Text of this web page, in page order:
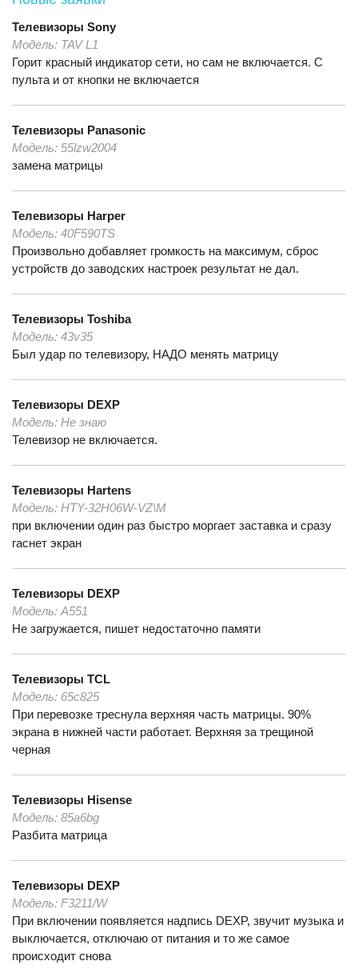
Телевизоры Sony
Модель: TAV L1
Горит красный индикатор сети, но сам не включается. С
пульта и от кнопки не включается
Телевизоры Panasonic
Модель: 55lzw2004
замена матрицы
Телевизоры Harper
Модель: 40F590TS
Произвольно добавляет громкость на максимум, сброс
устройств до заводских настроек результат не дал.
Телевизоры Toshiba
Модель: 43v35
Был удар по телевизору, НАДО менять матрицу
Телевизоры DEXP
Модель: Не знаю
Телевизор не включается.
Телевизоры Hartens
Модель: HTY-32H06W-VZ\M
при включении один раз быстро моргает заставка и сразу
гаснет экран
Телевизоры DEXP
Модель: A551
Не загружается, пишет недостаточно памяти
Телевизоры TCL
Модель: 65c825
При перевозке треснула верхняя часть матрицы. 90%
экрана в нижней части работает. Верхняя за трещиной
черная
Телевизоры Hisense
Модель: 85a6bg
Разбита матрица
Телевизоры DEXP
Модель: F3211/W
При включении появляется надпись DEXP, звучит музыка и
выключается, отключаю от питания и то же самое
происходит снова